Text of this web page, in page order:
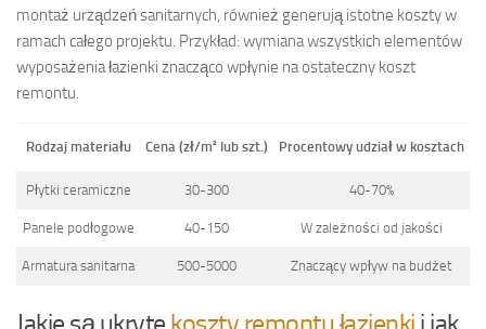
montaż urządzeń sanitarnych, również generują istotne koszty w
ramach całego projektu. Przykład: wymiana wszystkich elementów
wyposażenia łazienki znacząco wpłynie na ostateczny koszt
remontu.
Rodzaj materiału Cena (zł/m² lub szt.) Procentowy udział w kosztach
Płytki ceramiczne 30-300 40-70%
Panele podłogowe 40-150 W zależności od jakości
Armatura sanitarna 500-5000 Znaczący wpływ na budżet